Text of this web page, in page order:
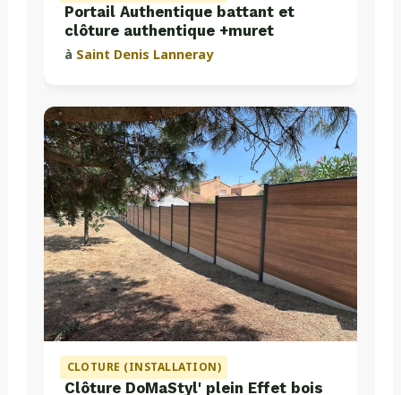
Portail Authentique battant et
clôture authentique +muret
à Saint Denis Lanneray
CLOTURE (INSTALLATION)
Clôture DoMaStyl' plein Effet bois